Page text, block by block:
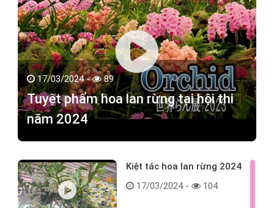
17/03/2024 - 89
Tuyệt phẩm hoa lan rừng tại hội thi
năm 2024
Kiệt tác hoa lan rừng 2024
17/03/2024 -
104